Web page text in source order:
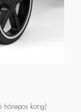
hónapos korig)